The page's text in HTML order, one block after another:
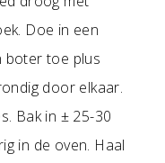
Doe in een
boter toe plus
door elkaar.
Bak in ± 25-30
in de oven. Haal